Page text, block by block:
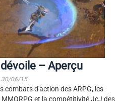
– Aperçu
30/06/15
combats d'action des ARPG, les
et la compétitivité JcJ des